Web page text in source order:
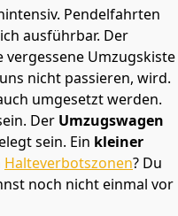
Pendelfahrten
ausführbar. Der
vergessene Umzugskiste
nicht passieren, wird.
umgesetzt werden.
Der Umzugswagen
sein. Ein kleiner
Halteverbotszonen? Du
noch nicht einmal vor